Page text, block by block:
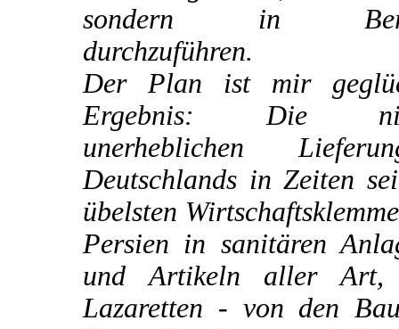
sondern in
durchzuführen.
Der Plan ist mir
Ergebnis: Die
unerheblichen
Deutschlands in Zeiten
übelsten
Persien in sanitären
und Artikeln aller Art,
Lazaretten - von den